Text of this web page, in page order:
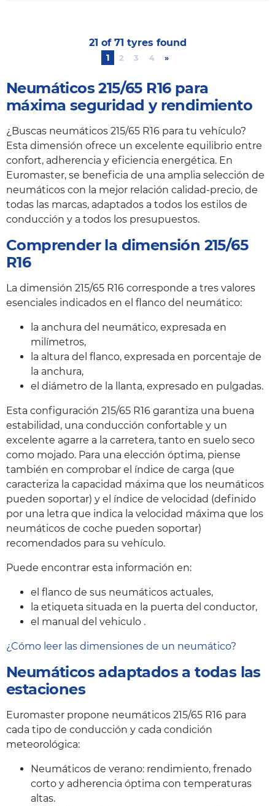
1 2 3 4 »
21 of 71 tyres found
Neumáticos 215/65 R16 para
máxima seguridad y rendimiento
¿Buscas neumáticos 215/65 R16 para tu vehículo?
Esta dimensión ofrece un excelente equilibrio entre
confort, adherencia y eficiencia energética. En
Euromaster, se beneficia de una amplia selección de
neumáticos con la mejor relación calidad-precio, de
todas las marcas, adaptados a todos los estilos de
conducción y a todos los presupuestos.
Comprender la dimensión 215/65
R16
La dimensión 215/65 R16 corresponde a tres valores
esenciales indicados en el flanco del neumático:
la anchura del neumático, expresada en
milímetros,
la altura del flanco, expresada en porcentaje de
la anchura,
el diámetro de la llanta, expresado en pulgadas.
Esta configuración 215/65 R16 garantiza una buena
estabilidad, una conducción confortable y un
excelente agarre a la carretera, tanto en suelo seco
como mojado. Para una elección óptima, piense
también en comprobar el índice de carga (que
caracteriza la capacidad máxima que los neumáticos
pueden soportar) y el índice de velocidad (definido
por una letra que indica la velocidad máxima que los
neumáticos de coche pueden soportar)
recomendados para su vehículo.
Puede encontrar esta información en:
el flanco de sus neumáticos actuales,
la etiqueta situada en la puerta del conductor,
el manual del vehiculo .
¿Cómo leer las dimensiones de un neumático?
Neumáticos adaptados a todas las
estaciones
Euromaster propone neumáticos 215/65 R16 para
cada tipo de conducción y cada condición
meteorológica:
Neumáticos de verano: rendimiento, frenado
corto y adherencia óptima con temperaturas
altas.